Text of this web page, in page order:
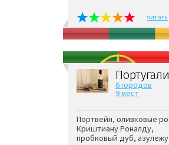
6 городов
9 мест
Портвейн, оливковые
Криштиану Роналду,
пробковый дуб, азулежу